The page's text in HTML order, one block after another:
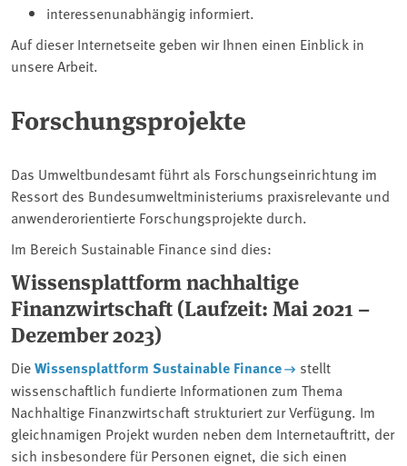
interessenunabhängig informiert.
Auf dieser Internetseite geben wir Ihnen einen Einblick in
unsere Arbeit.
Forschungsprojekte
Das Umweltbundesamt führt als Forschungseinrichtung im
Ressort des Bundesumweltministeriums praxisrelevante und
anwenderorientierte Forschungsprojekte durch.
Im Bereich Sustainable Finance sind dies:
Wissensplattform nachhaltige
Finanzwirtschaft (Laufzeit: Mai 2021 –
Dezember 2023)
DieWissensplattform Sustainable Finance
stellt
wissenschaftlich fundierte Informationen zum Thema
Nachhaltige Finanzwirtschaft strukturiert zur Verfügung. Im
gleichnamigen Projekt wurden neben dem Internetauftritt, der
sich insbesondere für Personen eignet, die sich einen